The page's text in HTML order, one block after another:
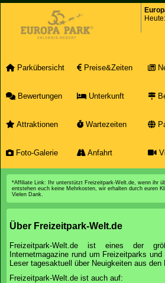
Heute:
Parkübersicht Preise&Zeiten
Bewertungen Unterkunft
Attraktionen Wartezeiten
Foto-Galerie Anfahrt
*Affiliate Link: Ihr unterstützt Freizeitpark-Welt.de, wenn ihr
entstehen euch keine Mehrkosten, wir erhalten durch euren
Vielen Dank.
Über Freizeitpark-Welt.de
Freizeitpark-Welt.de ist eines der
Internetmagazine rund um Freizeitparks
Leser tagesaktuell über Neuigkeiten aus den
Freizeitpark-Welt.de ist auch auf: